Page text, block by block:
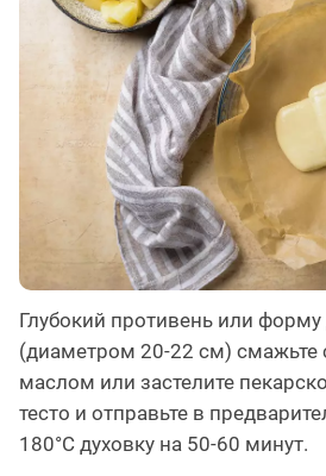
Глубокий противень или
(диаметром 20-22 см)
маслом или застелите
тесто и отправьте в
180°С духовку на 50-60 минут.